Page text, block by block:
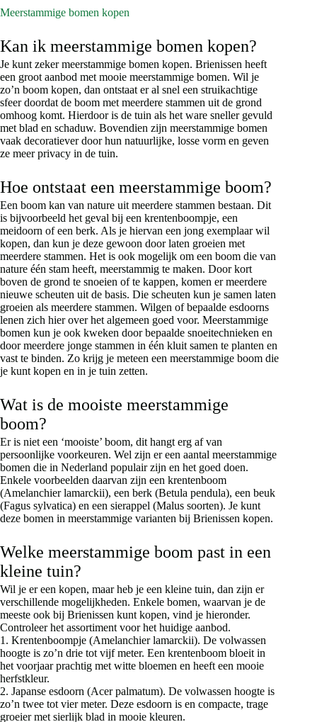
Meerstammige bomen kopen
Kan ik meerstammige bomen kopen?
Je kunt zeker meerstammige bomen kopen. Brienissen heeft
een groot aanbod met mooie meerstammige bomen. Wil je
zo’n boom kopen, dan ontstaat er al snel een struikachtige
sfeer doordat de boom met meerdere stammen uit de grond
omhoog komt. Hierdoor is de tuin als het ware sneller gevuld
met blad en schaduw. Bovendien zijn meerstammige bomen
vaak decoratiever door hun natuurlijke, losse vorm en geven
ze meer privacy in de tuin.
Hoe ontstaat een meerstammige boom?
Een boom kan van nature uit meerdere stammen bestaan. Dit
is bijvoorbeeld het geval bij een krentenboompje, een
meidoorn of een berk. Als je hiervan een jong exemplaar wil
kopen, dan kun je deze gewoon door laten groeien met
meerdere stammen. Het is ook mogelijk om een boom die van
nature één stam heeft, meerstammig te maken. Door kort
boven de grond te snoeien of te kappen, komen er meerdere
nieuwe scheuten uit de basis. Die scheuten kun je samen laten
groeien als meerdere stammen. Wilgen of bepaalde esdoorns
lenen zich hier over het algemeen goed voor. Meerstammige
bomen kun je ook kweken door bepaalde snoeitechnieken en
door meerdere jonge stammen in één kluit samen te planten en
vast te binden. Zo krijg je meteen een meerstammige boom die
je kunt kopen en in je tuin zetten.
Wat is de mooiste meerstammige
boom?
Er is niet een ‘mooiste’ boom, dit hangt erg af van
persoonlijke voorkeuren. Wel zijn er een aantal meerstammige
bomen die in Nederland populair zijn en het goed doen.
Enkele voorbeelden daarvan zijn een krentenboom
(Amelanchier lamarckii), een berk (Betula pendula), een beuk
(Fagus sylvatica) en een sierappel (Malus soorten). Je kunt
deze bomen in meerstammige varianten bij Brienissen kopen.
Welke meerstammige boom past in een
kleine tuin?
Wil je er een kopen, maar heb je een kleine tuin, dan zijn er
verschillende mogelijkheden. Enkele bomen, waarvan je de
meeste ook bij Brienissen kunt kopen, vind je hieronder.
Controleer het assortiment voor het huidige aanbod.
1. Krentenboompje (Amelanchier lamarckii). De volwassen
hoogte is zo’n drie tot vijf meter. Een krentenboom bloeit in
het voorjaar prachtig met witte bloemen en heeft een mooie
herfstkleur.
2. Japanse esdoorn (Acer palmatum). De volwassen hoogte is
zo’n twee tot vier meter. Deze esdoorn is en compacte, trage
groeier met sierlijk blad in mooie kleuren.